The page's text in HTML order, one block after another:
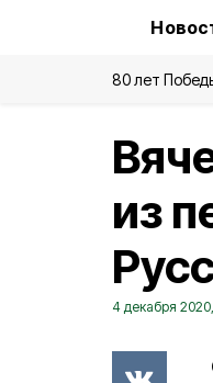
80 лет
из
4 декабря